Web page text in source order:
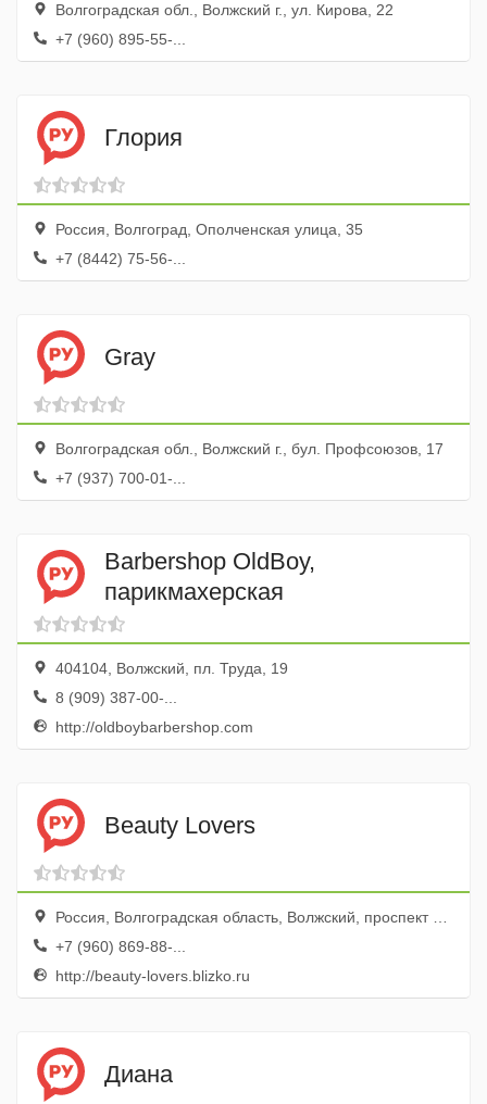
Волгоградская обл., Волжский г., ул. Кирова, 22
+7 (960) 895-55-...
Глория
Россия, Волгоград, Ополченская улица, 35
+7 (8442) 75-56-...
Gray
Волгоградская обл., Волжский г., бул. Профсоюзов, 17
+7 (937) 700-01-...
Barbershop OldBoy,
парикмахерская
404104, Волжский, пл. Труда, 19
8 (909) 387-00-...
http://oldboybarbershop.com
Beauty Lovers
Россия, Волгоградская область, Волжский, проспект Ленина, 32
+7 (960) 869-88-...
http://beauty-lovers.blizko.ru
Диана